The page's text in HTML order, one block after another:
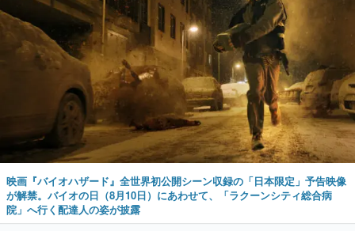
映画『バイオハザード』全世界初公開シーン収録の「日本限定」予告映像
が解禁。バイオの日（8月10日）にあわせて、「ラクーンシティ総合病
院」へ行く配達人の姿が披露